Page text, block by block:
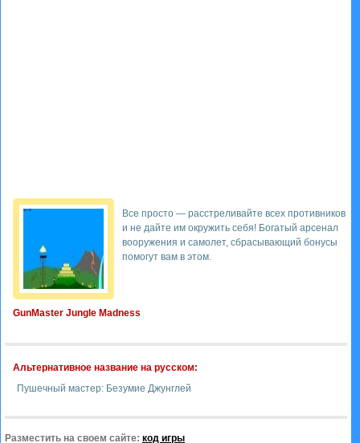
GunMaster Jungle Madness
Все просто — расстреливайте всех противников
и не дайте им окружить себя! Богатый арсенал
вооружения и самолет, сбрасывающий бонусы
помогут вам в этом.
Альтернативное название на русском:
Пушечный мастер: Безумие Джунглей
Разместить на своем сайте: код игры